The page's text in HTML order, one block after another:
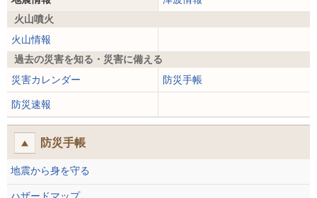
火山噴火
火山情報
過去の災害を知る・災害に備える
災害カレンダー
防災手帳
防災速報
防災手帳
地震から身を守る